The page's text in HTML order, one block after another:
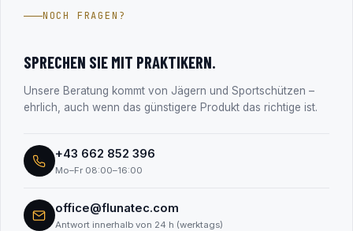
Salzburg). Alle Unternehmensdaten findest du transparent
NOCH FRAGEN?
SPRECHEN SIE MIT PRAKTIKERN.
Unsere Beratung kommt von Jägern und Sportschützen –
ehrlich, auch wenn das günstigere Produkt das richtige ist.
+43 662 852 396
Mo–Fr 08:00–16:00
office@flunatec.com
Antwort innerhalb von 24 h (werktags)